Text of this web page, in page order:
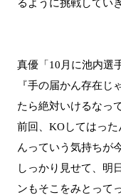
るように挑戦してい
真優「10月に池内選
『手の届かん存在じ
たら絶対いけるなっ
前回、KOしてはっ
んっていう気持ちが
しっかり見せて、明
ンもそこをみとって